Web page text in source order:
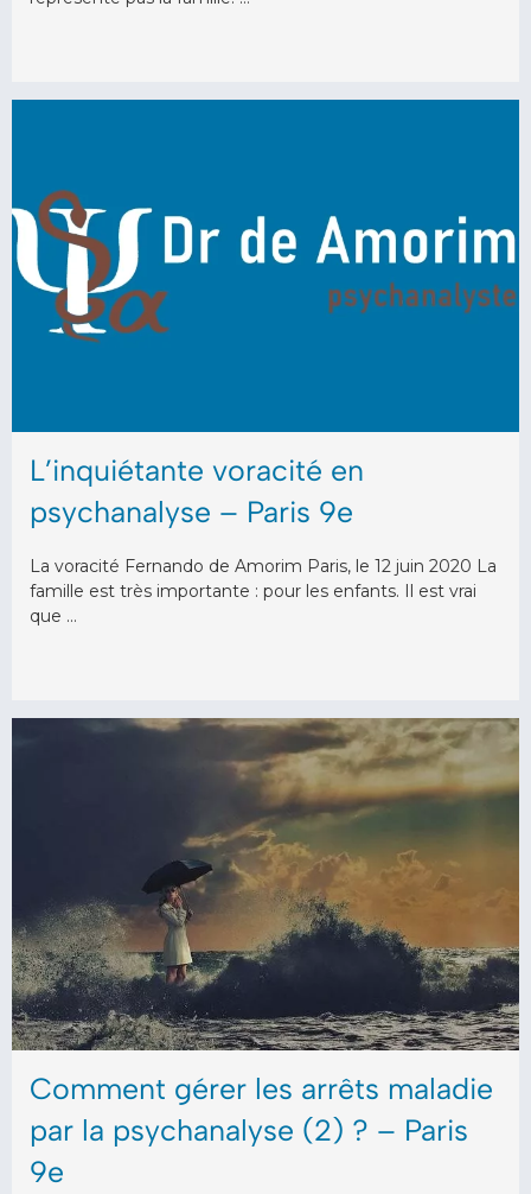
L’inquiétante voracité en
psychanalyse – Paris 9e
La voracité Fernando de Amorim Paris, le 12 juin 2020 La
famille est très importante : pour les enfants. Il est vrai
que …
Comment gérer les arrêts maladie
par la psychanalyse (2) ? – Paris
9e